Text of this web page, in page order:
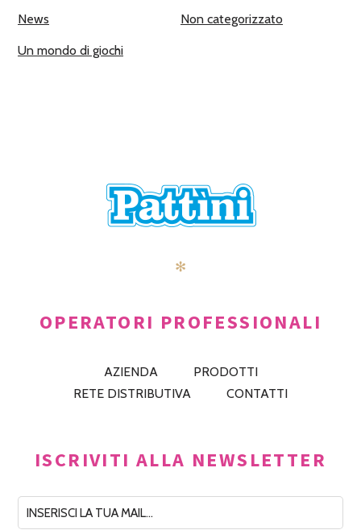
News Non categorizzato
Un mondo di giochi
✻
OPERATORI PROFESSIONALI
AZIENDA
PRODOTTI
RETE DISTRIBUTIVA
CONTATTI
ISCRIVITI ALLA NEWSLETTER